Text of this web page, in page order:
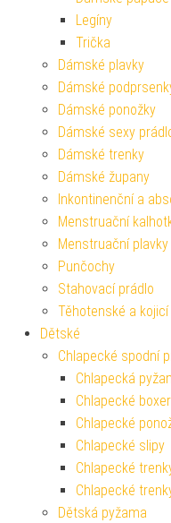
Legíny
Trička
Dámské plavky
Dámské
Dámské ponožky
Dámské sexy
Dámské trenky
Dámské župany
Inkontinenční a
Menstruační
Menstruační plavky
Punčochy
Stahovací prádlo
Těhotenské a kojicí
Dětské
Chlapecké spodní
Chlapecká
Chlapecké
Chlapecké
Chlapecké slipy
Chlapecké
Chlapecké
Dětská pyžama